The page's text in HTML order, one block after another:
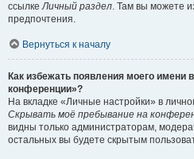
ссылкеЛичный раздел. Там вы можете
предпочтения.
Вернуться к началу
Как избежать появления моего имени
конференции»?
На вкладке «Личные настройки» в
Скрывать моё пребывание на
видны только администраторам,
остальных вы будете скрытым